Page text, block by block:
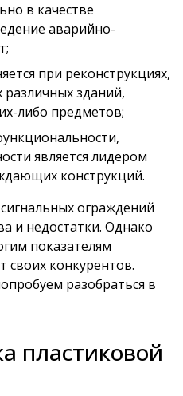
в качестве
аварийно-
при реконструкциях,
различных зданий,
либо предметов;
является лидером
конструкций.
ограждений
и недостатки. Однако
показателям
своих конкурентов.
разобраться в
пластиковой